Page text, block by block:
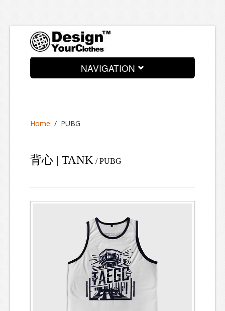
NAVIGATION
Services
Look Book
Home / PUBG
背心 | TANK / PUBG